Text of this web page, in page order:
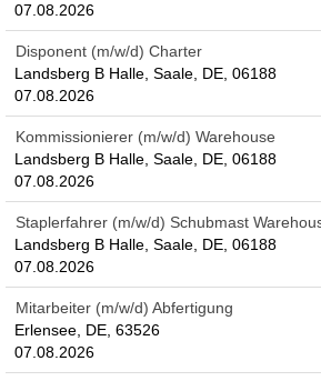
07.08.2026
Disponent (m/w/d) Charter
Landsberg B Halle, Saale, DE, 06188
07.08.2026
Kommissionierer (m/w/d) Warehouse
Landsberg B Halle, Saale, DE, 06188
07.08.2026
Staplerfahrer (m/w/d) Schubmast
Landsberg B Halle, Saale, DE, 06188
07.08.2026
Mitarbeiter (m/w/d) Abfertigung
Erlensee, DE, 63526
07.08.2026